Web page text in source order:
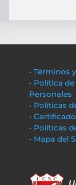
• Términos
• Política
Personales
• Políticas
•
• Políticas
• Mapa del